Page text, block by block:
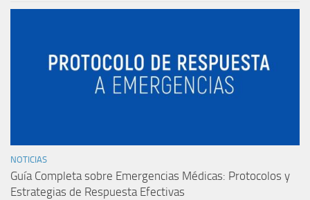
NOTICIAS
Guía Completa sobre Emergencias Médicas: Protocolos y
Estrategias de Respuesta Efectivas